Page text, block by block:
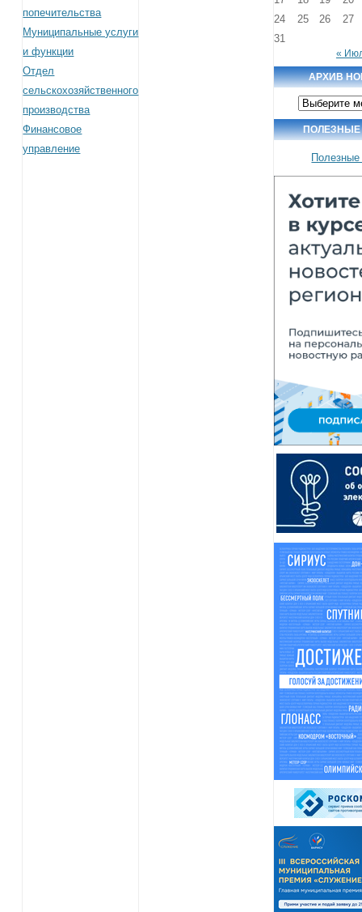
попечительства
Муниципальные услуги
и функции
Отдел
сельскохозяйственного
производства
Финансовое
управление
24
25 26
27
31
«
АРХИВ
Архив
новостей